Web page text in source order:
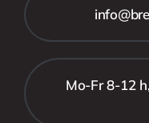
Mo-Fr 8-12